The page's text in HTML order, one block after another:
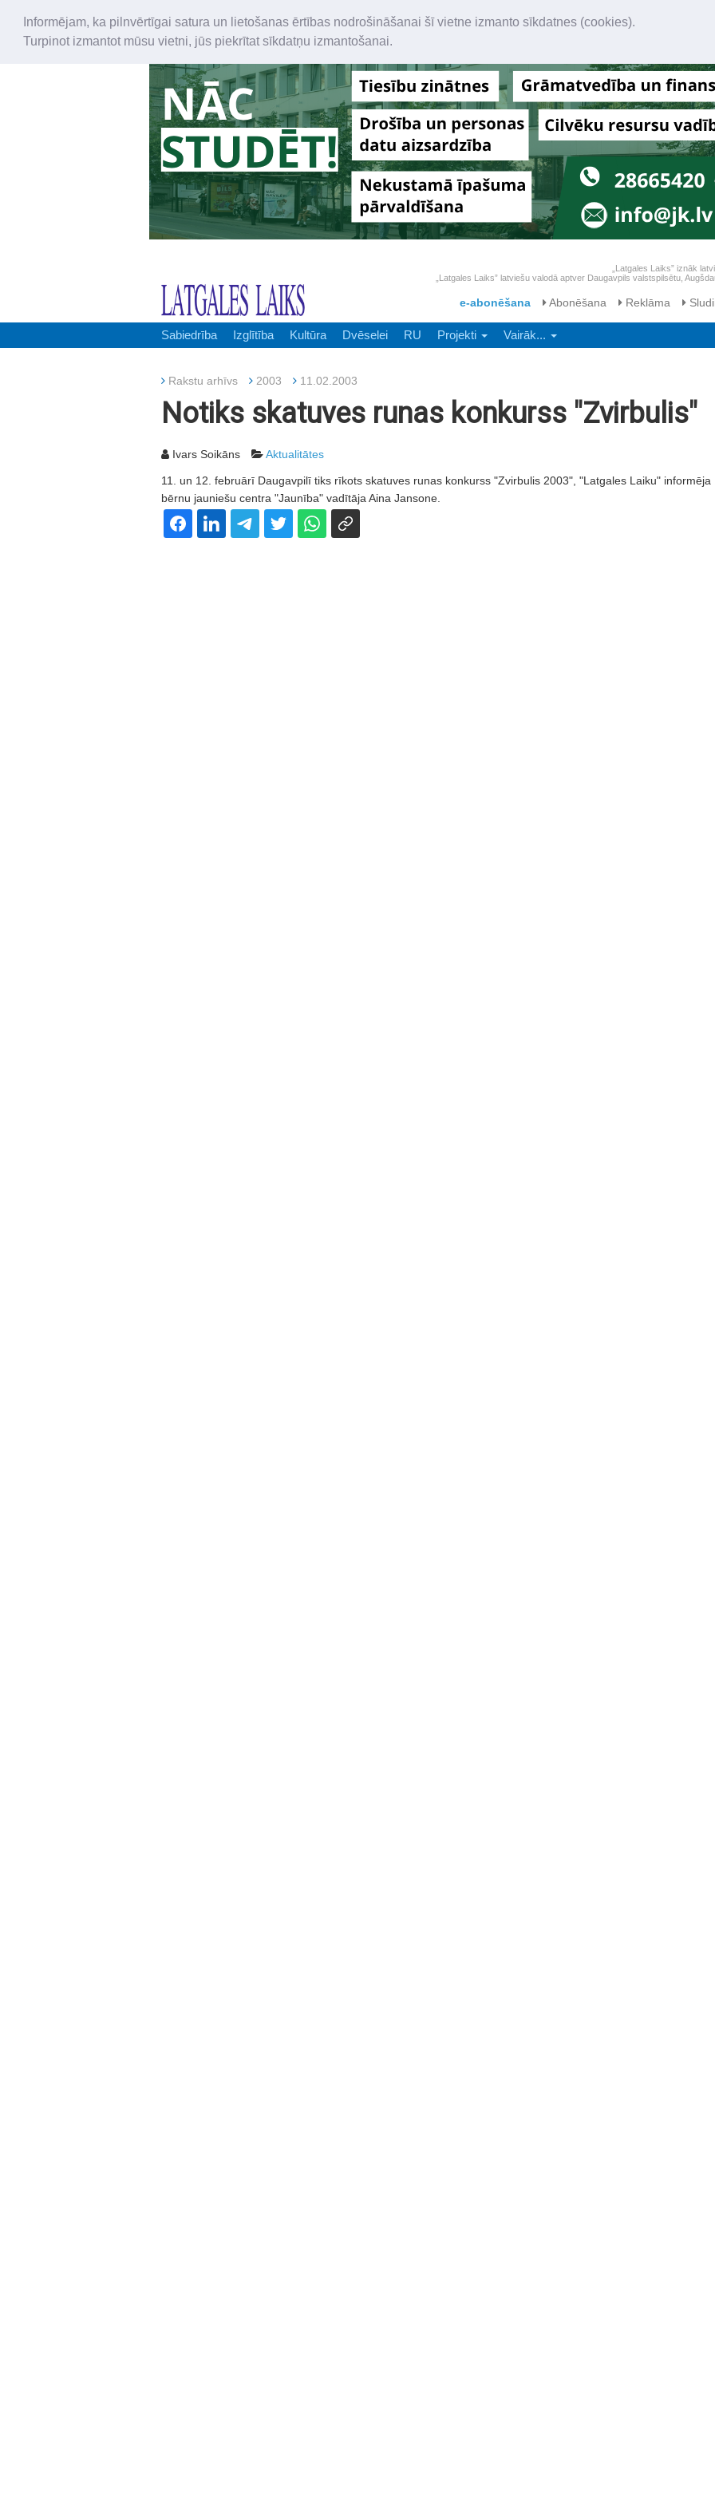
Informējam, ka pilnvērtīgai satura un lietošanas ērtības nodrošināšanai šī vietne izmanto sīkdatnes (cookies).
Turpinot izmantot mūsu vietni, jūs piekrītat sīkdatņu izmantošanai.
„Latgales Laiks” iznāk
„Latgales Laiks” latviešu valodā aptver Daugavpils valstspilsētu,
e-abonēšana Abonēšana Reklāma
Sabiedrība Izglītība Kultūra Dvēselei RU Projekti Vairāk...
Rakstu arhīvs 2003 11.02.2003
Notiks skatuves runas konkurss "Zvirbulis"
Ivars Soikāns Aktualitātes
11. un 12. februārī Daugavpilī tiks rīkots skatuves runas konkurss "Zvirbulis 2003", "Latgales Laiku" informēja
bērnu jauniešu centra "Jaunība" vadītāja Aina Jansone.